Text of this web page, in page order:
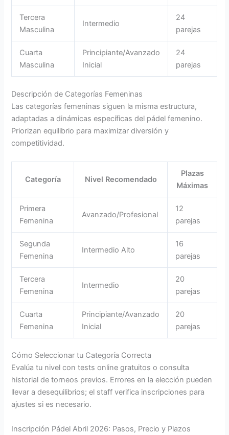
Tercera
Masculina
Intermedio
24
parejas
Cuarta
Masculina
Principiante/Avanzado
Inicial
24
parejas
Descripción de Categorías Femeninas
Las categorías femeninas siguen la misma estructura,
adaptadas a dinámicas específicas del pádel femenino.
Priorizan equilibrio para maximizar diversión y
competitividad.
Categoría Nivel Recomendado
Plazas
Máximas
Primera
Femenina
Avanzado/Profesional
12
parejas
Segunda
Femenina
Intermedio Alto
16
parejas
Tercera
Femenina
Intermedio
20
parejas
Cuarta
Femenina
Principiante/Avanzado
Inicial
20
parejas
Cómo Seleccionar tu Categoría Correcta
Evalúa tu nivel con tests online gratuitos o consulta
historial de torneos previos. Errores en la elección pueden
llevar a desequilibrios; el staff verifica inscripciones para
ajustes si es necesario.
Inscripción Pádel Abril 2026: Pasos, Precio y Plazos